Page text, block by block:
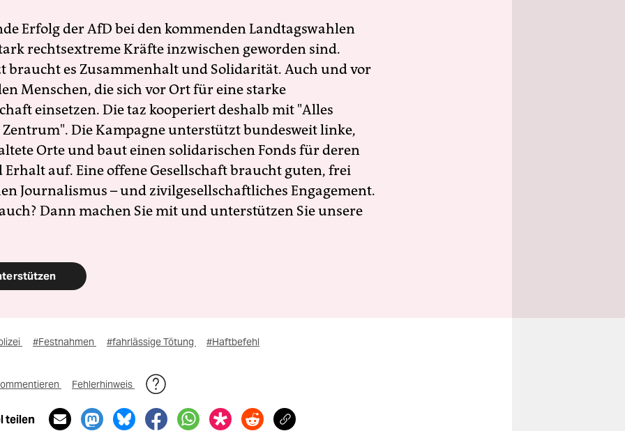
Erfolg der AfD bei den kommenden Landtagswahlen
rechtsextreme Kräfte inzwischen geworden sind.
braucht es Zusammenhalt und Solidarität. Auch und vor
Menschen, die sich vor Ort für eine starke
einsetzen. Die taz kooperiert deshalb mit "Alles
Die Kampagne unterstützt bundesweit linke,
Orte und baut einen solidarischen Fonds für deren
Erhalt auf. Eine offene Gesellschaft braucht guten, frei
Journalismus – und zivilgesellschaftliches Engagement.
Dann machen Sie mit und unterstützen Sie unsere
#Festnahmen #fahrlässige Tötung #Haftbefehl
Fehlerhinweis
teilen